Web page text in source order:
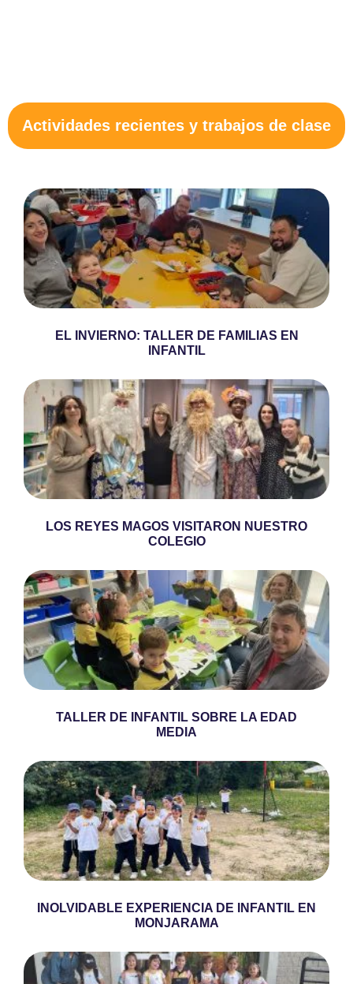
Actividades recientes y trabajos de clase​
EL INVIERNO: TALLER DE FAMILIAS EN
INFANTIL
LOS REYES MAGOS VISITARON NUESTRO
COLEGIO
TALLER DE INFANTIL SOBRE LA EDAD
MEDIA
INOLVIDABLE EXPERIENCIA DE INFANTIL EN
MONJARAMA